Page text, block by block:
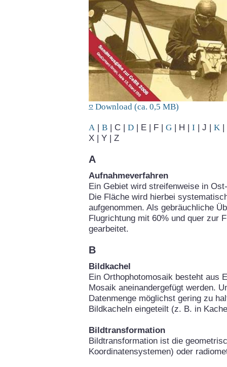
Download (ca. 0,5 MB)
A | B | C | D | E | F | G | H | I | J | K |
X | Y | Z
A
Aufnahmeverfahren
Ein Gebiet wird streifenweise in
Die Fläche wird hierbei
aufgenommen. Als gebräuchliche
Flugrichtung mit 60% und quer zur
gearbeitet.
B
Bildkachel
Ein Orthophotomosaik besteht aus
Mosaik aneinandergefügt werden.
Datenmenge möglichst gering zu
Bildkacheln eingeteilt (z. B. in
Bildtransformation
Bildtransformation ist die
Koordinatensystemen) oder